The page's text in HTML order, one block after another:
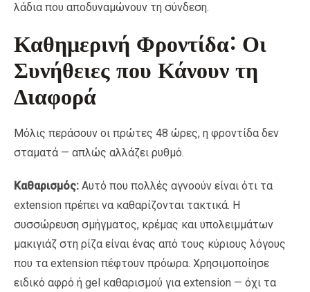
λάδια που αποδυναμώνουν τη σύνδεση.
Καθημερινή Φροντίδα: Οι
Συνήθειες που Κάνουν τη
Διαφορά
Μόλις περάσουν οι πρώτες 48 ώρες, η φροντίδα δεν
σταματά — απλώς αλλάζει ρυθμό.
Καθαρισμός: Αυτό που πολλές αγνοούν είναι ότι τα
extension πρέπει να καθαρίζονται τακτικά. Η
συσσώρευση σμήγματος, κρέμας και υπολειμμάτων
μακιγιάζ στη ρίζα είναι ένας από τους κύριους λόγους
που τα extension πέφτουν πρόωρα. Χρησιμοποίησε
ειδικό αφρό ή gel καθαρισμού για extension — όχι τα